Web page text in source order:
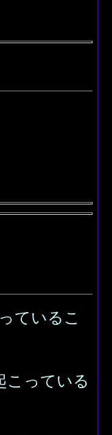
ているこ
こっている